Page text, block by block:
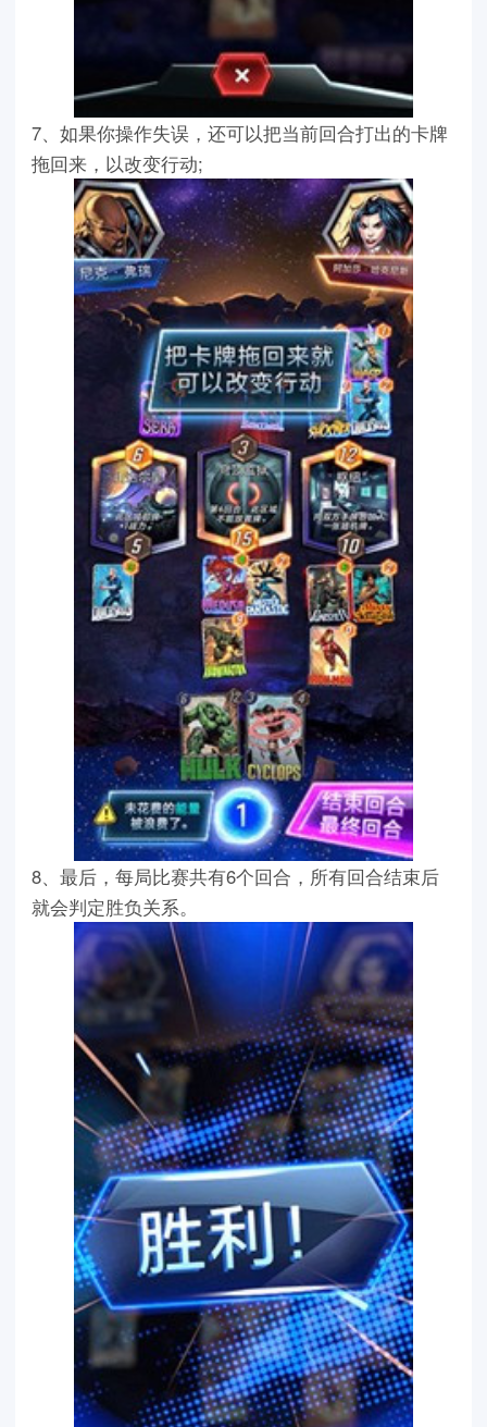
7、如果你操作失误，还可以把当前回合打出的卡牌
拖回来，以改变行动;
8、最后，每局比赛共有6个回合，所有回合结束后
就会判定胜负关系。